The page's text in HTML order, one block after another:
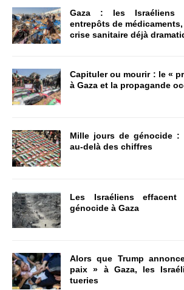
Gaza : les Israéliens
entrepôts de
crise sanitaire déjà
Capituler ou mourir : le «
à Gaza et la propagande
Mille jours de génocide :
au-delà des chiffres
Les Israéliens
génocide à Gaza
Alors que Trump
paix » à Gaza, les
tueries